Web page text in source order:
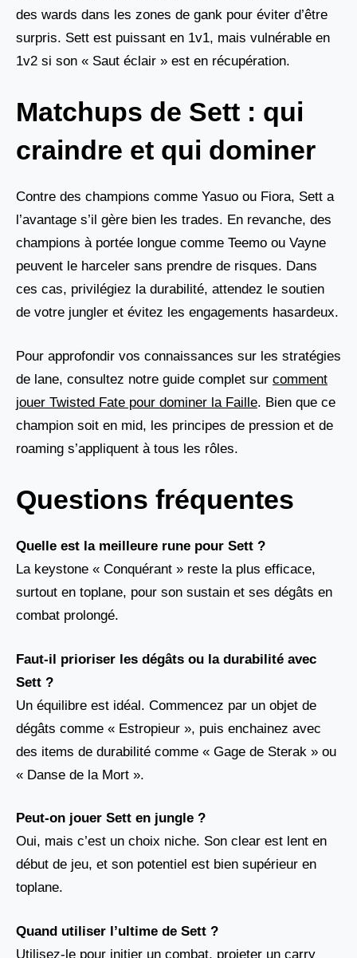
des wards dans les zones de gank pour éviter d’être
surpris. Sett est puissant en 1v1, mais vulnérable en
1v2 si son « Saut éclair » est en récupération.
Matchups de Sett : qui
craindre et qui dominer
Contre des champions comme Yasuo ou Fiora, Sett a
l’avantage s’il gère bien les trades. En revanche, des
champions à portée longue comme Teemo ou Vayne
peuvent le harceler sans prendre de risques. Dans
ces cas, privilégiez la durabilité, attendez le soutien
de votre jungler et évitez les engagements hasardeux.
Pour approfondir vos connaissances sur les stratégies
de lane, consultez notre guide complet sur comment
jouer Twisted Fate pour dominer la Faille. Bien que ce
champion soit en mid, les principes de pression et de
roaming s’appliquent à tous les rôles.
Questions fréquentes
Quelle est la meilleure rune pour Sett ?
La keystone « Conquérant » reste la plus efficace,
surtout en toplane, pour son sustain et ses dégâts en
combat prolongé.
Faut-il prioriser les dégâts ou la durabilité avec
Sett ?
Un équilibre est idéal. Commencez par un objet de
dégâts comme « Estropieur », puis enchainez avec
des items de durabilité comme « Gage de Sterak » ou
« Danse de la Mort ».
Peut-on jouer Sett en jungle ?
Oui, mais c’est un choix niche. Son clear est lent en
début de jeu, et son potentiel est bien supérieur en
toplane.
Quand utiliser l’ultime de Sett ?
Utilisez-le pour initier un combat, projeter un carry